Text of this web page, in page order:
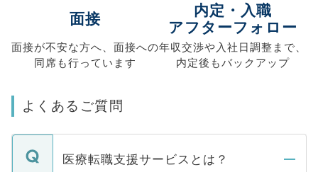
面接
面接が不安な方へ、 面接への
同席も行っています
内定・入職
アフターフォロー
年収交渉や入社日調整まで、
内定後もバックアップ
よくあるご質問
医療転職支援サービスとは？